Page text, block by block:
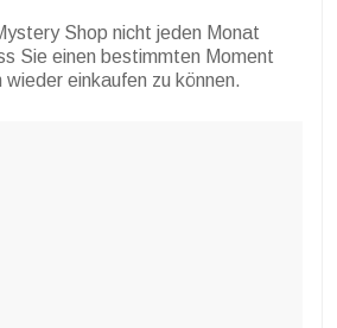
Shop nicht jeden Monat
Sie einen bestimmten Moment
einkaufen zu können.